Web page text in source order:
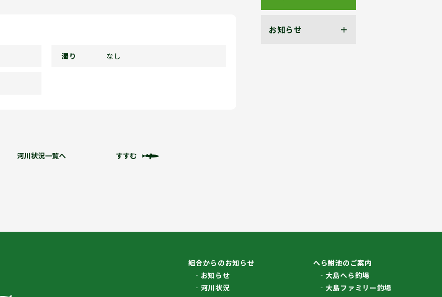
濁り なし
河川状況一覧へ すすむ
お知らせ
組合からのお知らせ
お知らせ
河川状況
へら鮒池のご案内
大島へら釣場
大島ファミリー釣場